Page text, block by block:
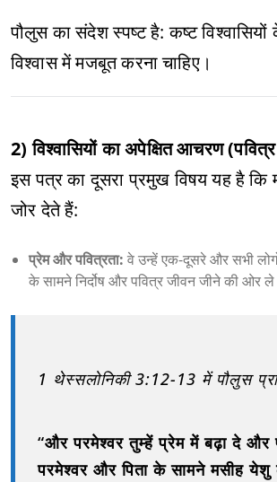
पौलुस का संदेश स्पष्ट है: कष्ट
विश्वास में मजबूत करना चाहिए।
2) विश्वासियों का अपेक्षित आचरण
इस पत्र का दूसरा प्रमुख विषय यह है कि
जोर देते हैं:
प्रेम और पवित्रता: वे उन्हें एक-दूसरे और सभी
के सामने निर्दोष और पवित्र जीवन जीने की ओर ले
1 थेस्सलोनिकी 3:12-13 में पौलुस
“और परमेश्वर तुम्हें प्रेम में बढ़ा दे और
परमेश्वर और पिता के सामने मसीह येशु